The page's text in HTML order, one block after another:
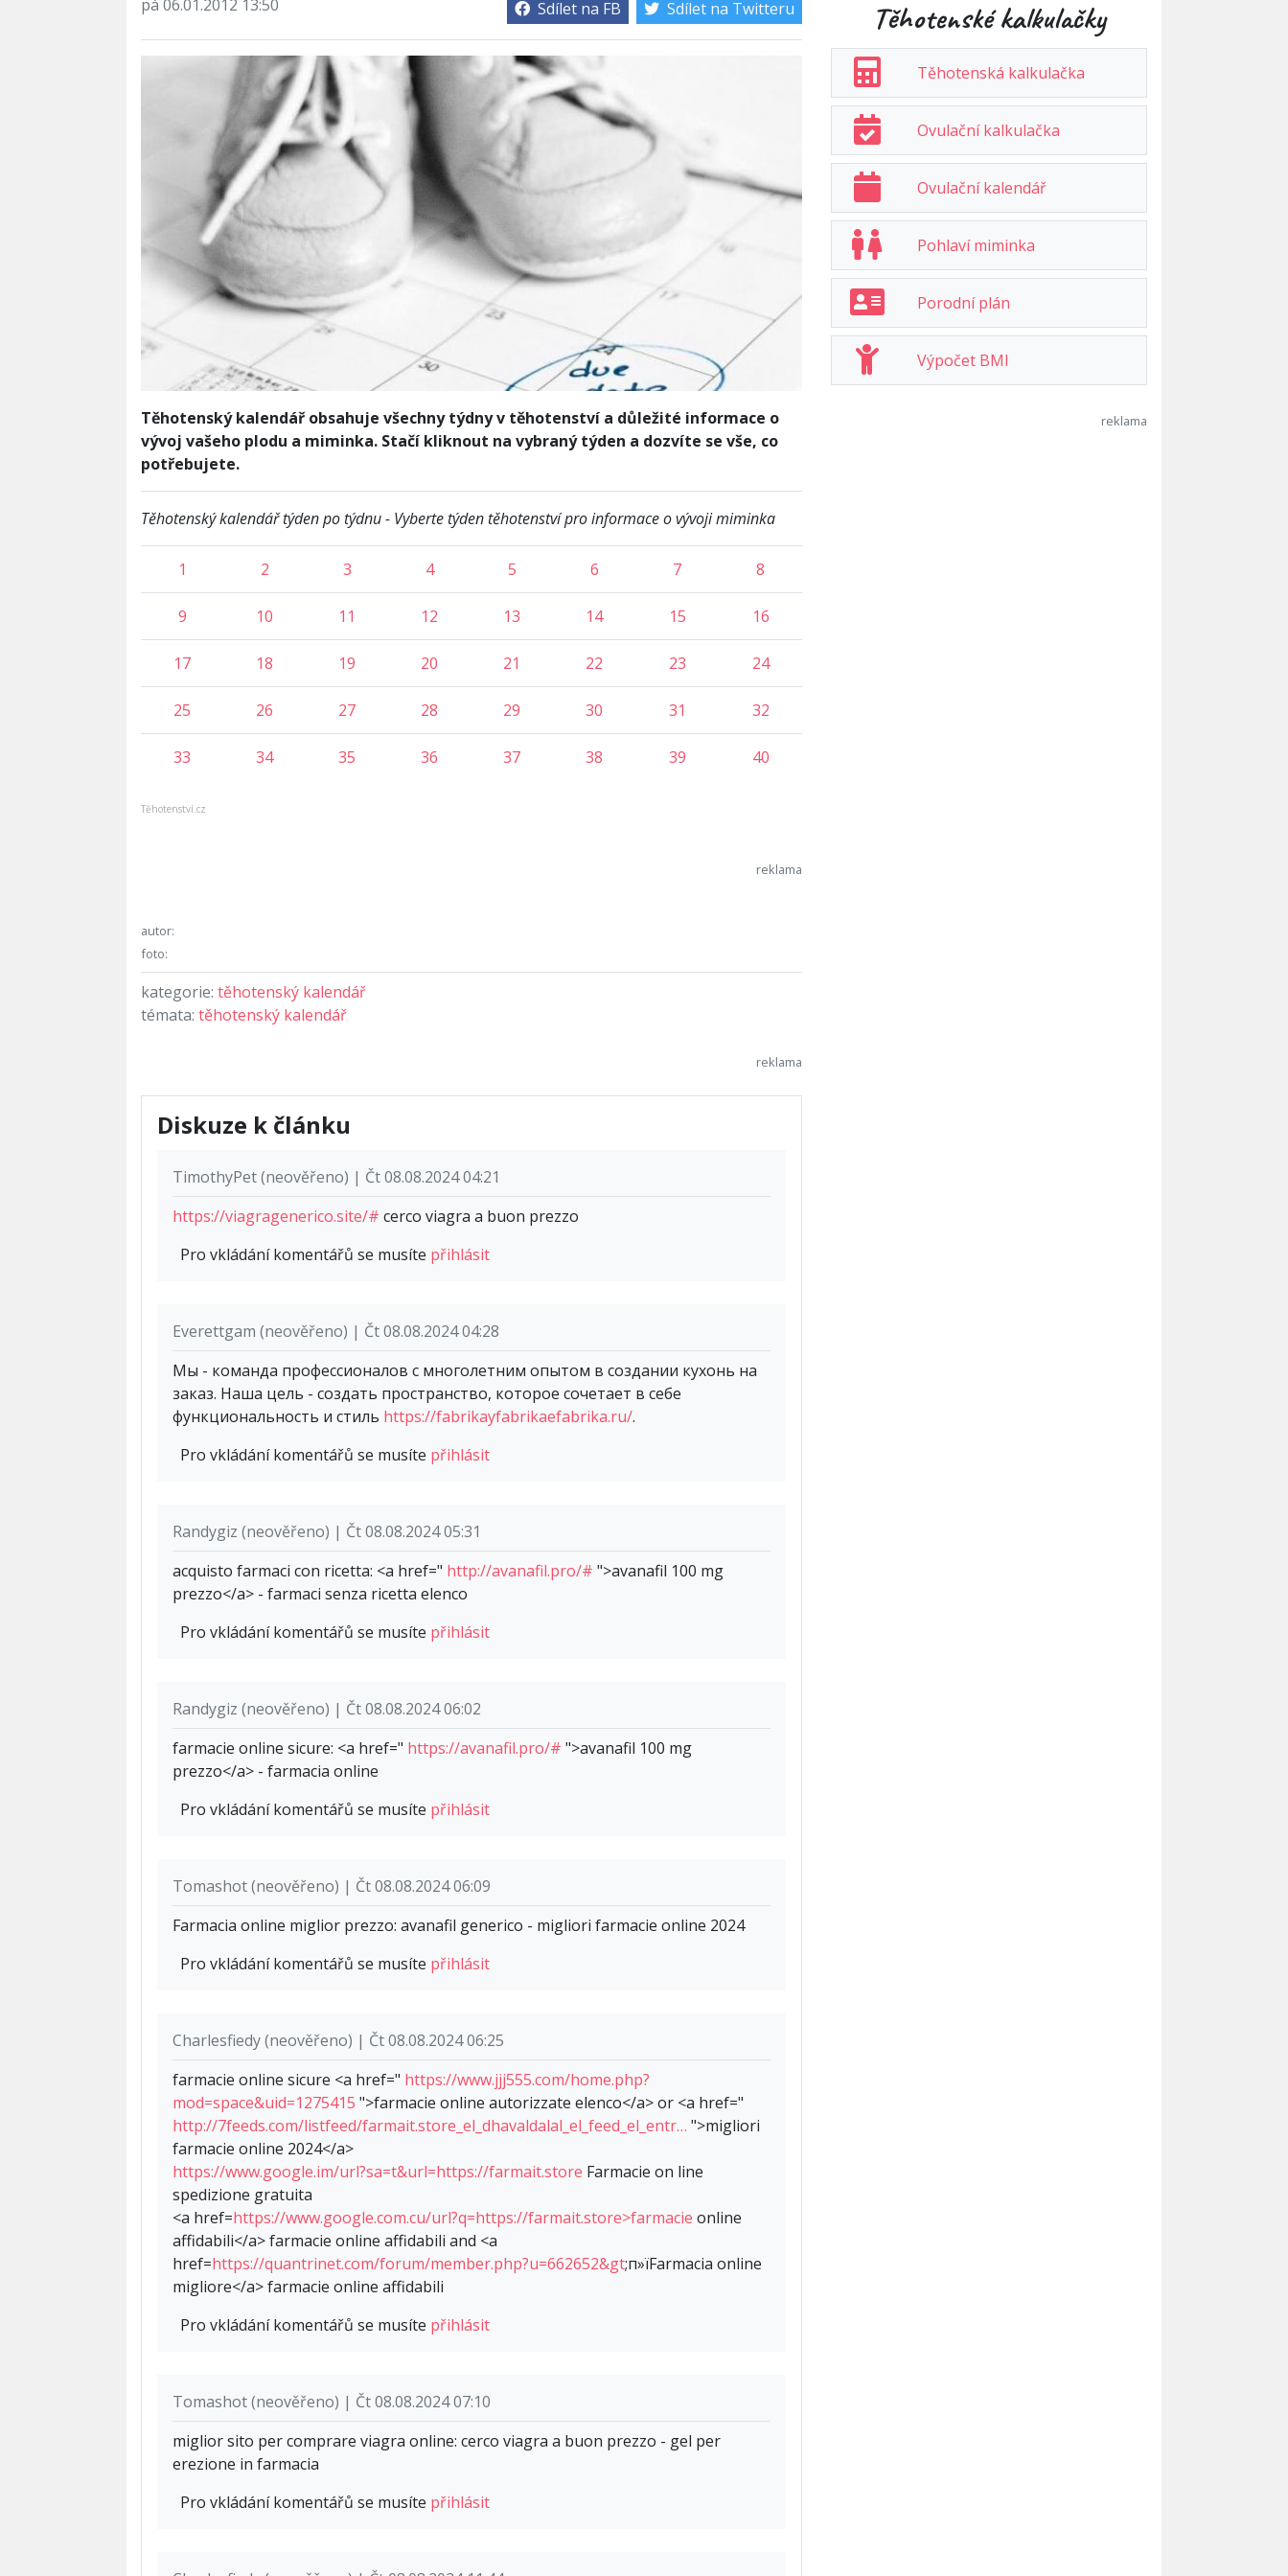
pá 06.01.2012 13:50 Sdílet na FB Sdílet na Twitteru
Těhotenský kalendář obsahuje všechny týdny v těhotenství a důležité informace o
vývoj vašeho plodu a miminka. Stačí kliknout na vybraný týden a dozvíte se vše, co
potřebujete.
Těhotenský kalendář týden po týdnu - Vyberte týden těhotenství pro informace o vývoji miminka
1 2 3 4 5 6 7 8
9 10 11 12 13 14 15 16
17 18 19 20 21 22 23 24
25 26 27 28 29 30 31 32
33 34 35 36 37 38 39 40
Těhotenství.cz
autor:
foto:
kategorie: těhotenský kalendář
témata: těhotenský kalendář
Diskuze k článku
TimothyPet (neověřeno) | Čt 08.08.2024 04:21
https://viagragenerico.site/# cerco viagra a buon prezzo
Pro vkládání komentářů se musíte přihlásit
Everettgam (neověřeno) | Čt 08.08.2024 04:28
Мы - команда профессионалов с многолетним опытом в создании кухонь на
заказ. Наша цель - создать пространство, которое сочетает в себе
функциональность и стиль https://fabrikayfabrikaefabrika.ru/.
Pro vkládání komentářů se musíte přihlásit
Randygiz (neověřeno) | Čt 08.08.2024 05:31
acquisto farmaci con ricetta: <a href=" http://avanafil.pro/# ">avanafil 100 mg
prezzo</a> - farmaci senza ricetta elenco
Pro vkládání komentářů se musíte přihlásit
Randygiz (neověřeno) | Čt 08.08.2024 06:02
farmacie online sicure: <a href=" https://avanafil.pro/# ">avanafil 100 mg
prezzo</a> - farmacia online
Pro vkládání komentářů se musíte přihlásit
Tomashot (neověřeno) | Čt 08.08.2024 06:09
Farmacia online miglior prezzo: avanafil generico - migliori farmacie online 2024
Pro vkládání komentářů se musíte přihlásit
Charlesfiedy (neověřeno) | Čt 08.08.2024 06:25
farmacie online sicure <a href=" https://www.jjj555.com/home.php?
mod=space&uid=1275415 ">farmacie online autorizzate elenco</a> or <a href="
http://7feeds.com/listfeed/farmait.store_el_dhavaldalal_el_feed_el_entr… ">migliori
farmacie online 2024</a>
https://www.google.im/url?sa=t&url=https://farmait.store Farmacie on line
spedizione gratuita
<a href=https://www.google.com.cu/url?q=https://farmait.store>farmacie online
affidabili</a> farmacie online affidabili and <a
href=https://quantrinet.com/forum/member.php?u=662652&gt;п»їFarmacia online
migliore</a> farmacie online affidabili
Pro vkládání komentářů se musíte přihlásit
Tomashot (neověřeno) | Čt 08.08.2024 07:10
miglior sito per comprare viagra online: cerco viagra a buon prezzo - gel per
erezione in farmacia
Pro vkládání komentářů se musíte přihlásit
Těhotenské kalkulačky
Těhotenská kalkulačka
Ovulační kalkulačka
Ovulační kalendář
Pohlaví miminka
Porodní plán
Výpočet BMI